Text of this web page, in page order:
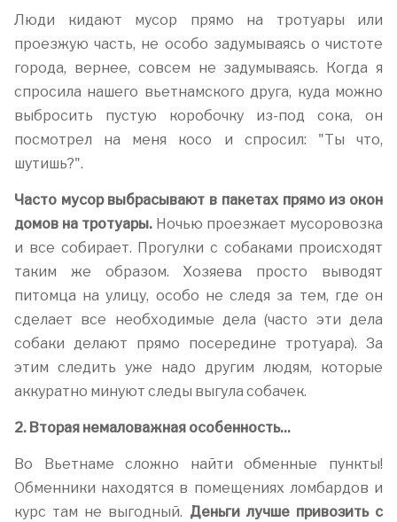
Люди кидают мусор прямо на тротуары или
проезжую часть, не особо задумываясь о чистоте
города, вернее, совсем не задумываясь. Когда я
спросила нашего вьетнамского друга, куда можно
выбросить пустую коробочку из-под сока, он
посмотрел на меня косо и спросил: "Ты что,
шутишь?".
Часто мусор выбрасывают в пакетах прямо из окон
домов на тротуары. Ночью проезжает мусоровозка
и все собирает. Прогулки с собаками происходят
таким же образом. Хозяева просто выводят
питомца на улицу, особо не следя за тем, где он
сделает все необходимые дела (часто эти дела
собаки делают прямо посередине тротуара). За
этим следить уже надо другим людям, которые
аккуратно минуют следы выгула собачек.
2. Вторая немаловажная особенность...
Во Вьетнаме сложно найти обменные пункты!
Обменники находятся в помещениях ломбардов и
курс там не выгодный. Деньги лучше привозить с